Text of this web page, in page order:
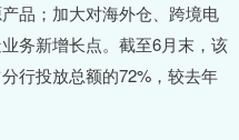
品；加大对海外仓、跨境电
务新增长点。截至6月末，该
行投放总额的72%，较去年